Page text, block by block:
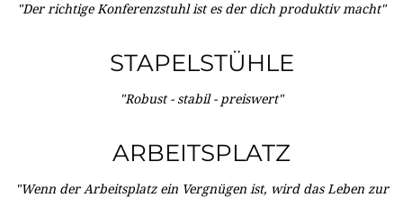
"Der richtige Konferenzstuhl ist es der dich produktiv macht"
STAPELSTÜHLE
"Robust - stabil - preiswert"
ARBEITSPLATZ
"Wenn der Arbeitsplatz ein Vergnügen ist, wird das Leben zur